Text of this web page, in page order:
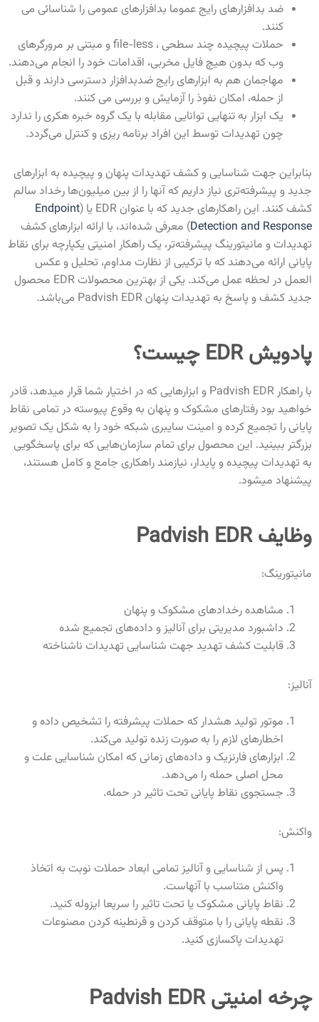
ضد بدافزارهای رایج عموما بدافزارهای عمومی را شناسائی می
کنند.
حملات پیچیده چند سطحی ، file-less
و مبتنی بر مرورگرهای
وب که بدون هیچ فایل مخربی، اقدامات خود را انجام می‌دهند.
مهاجمان هم به ابزارهای رایج ضدبدافزار دسترسی دارند و قبل
از حمله، امکان نفوذ را آزمایش و بررسی می کنند.
یک ابزار به تنهایی توانایی مقابله با یک گروه خبره هکری را ندارد
چون تهدیدات توسط این افراد برنامه ریزی و کنترل می‌گردد.
بنابراین جهت شناسایی و کشف تهدیدات پنهان و پیچیده به ابزارهای
جدید و پیشرفته‌تری نیاز داریم که آنها را از بین میلیون‌‌ها رخداد سالم
کشف کنند. این راهکارهای جدید که با عنوان EDR یا (
Endpoint
Detection and Response) معرفی شده‌‌اند، با ارائه ابزارهای کشف
تهدیدات و مانیتورینگ پیشرفته‌تر، یک راهکار امنیتی یکپارچه برای نقاط
پایانی ارائه می‌دهند که با ترکیبی از نظارت مداوم، تحلیل و عکس
العمل در لحظه عمل می‌کند. یکی از بهترین محصولات EDR محصول
جدید کشف و پاسخ به تهدیدات پنهان Padvish EDR می‌باشد
.
پادویش EDR چیست؟
با راهکار Padvish EDR و ابزارهایی که در اختیار شما قرار میدهد، قادر
خواهید بود رفتارهای مشکوک و پنهان به وقوع پیوسته در تمامی نقاط
پایانی را تجمیع کرده و امینت سایبری شبکه خود را به شکل یک تصویر
بزرگتر ببینید. این محصول برای تمام سازمان‌هایی که برای پاسخگویی
به تهدیدات پیچیده و پایدار، نیازمند راهکاری جامع و کامل هستند،
پیشنهاد میشود.
وظایف Padvish EDR
مانیتورینگ:
مشاهده رخدادهای مشکوک و پنهان
داشبورد مدیریتی برای آنالیز و داده‌های تجمیع شده
قابلیت کشف تهدید جهت شناسایی تهدیدات ناشناخته
آنالیز:
موتور تولید هشدار که حملات پیشرفته را تشخیص داده و
اخطارهای لازم را به صورت زنده تولید می‌کند.
ابزارهای فارنزیک و داده‌های زمانی که امکان شناسایی علت و
محل اصلی حمله را می‌دهد.
جستجوی نقاط پایانی تحت تاثیر در حمله.
واکنش:
پس از شناسایی و آنالیز تمامی ابعاد حملات نوبت به اتخاذ
واکنش متناسب با آنهاست.
نقاط پایانی مشکوک یا تحت تاثیر را سریعا ایزوله کنید.
نقطه پایانی را با متوقف کردن و قرنطینه کردن مصنوعات
تهدیدات پاکسازی کنید.
چرخه امنیتی Padvish EDR